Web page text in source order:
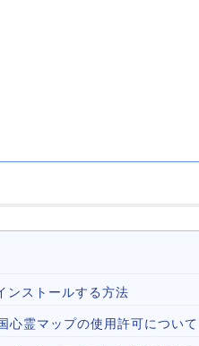
ンストールする方法
心霊マップの使用許可について